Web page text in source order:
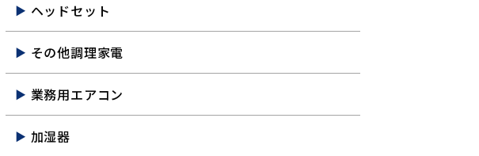
ヘッドセット
その他調理家電
業務用エアコン
加湿器